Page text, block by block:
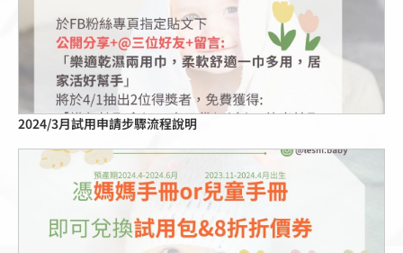
2024/3月試用申請步驟流程說明